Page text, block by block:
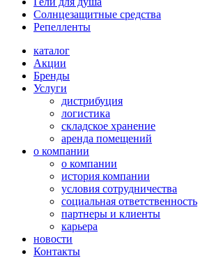
Солнцезащитные средства
Репелленты
каталог
Акции
Бренды
Услуги
дистрибуция
логистика
складское хранение
аренда помещений
о компании
о компании
история компании
условия сотрудничества
социальная ответственность
партнеры и клиенты
карьера
новости
Контакты